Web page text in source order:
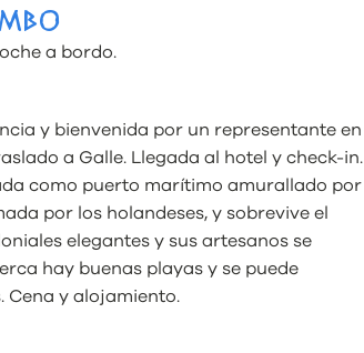
a bordo.
y bienvenida por un representante en
a Galle. Llegada al hotel y check-in.
como puerto marítimo amurallado por
por los holandeses, y sobrevive el
elegantes y sus artesanos se
hay buenas playas y se puede
Cena y alojamiento.